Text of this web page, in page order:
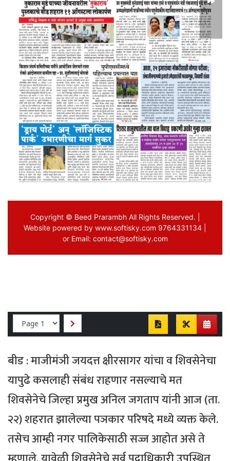
बीड : माजीमंञी जयदत्त क्षीरसागर यांचा व शिवसेनेचा
यापुढे कसलाही संबंध राहणार नसल्याचे मत
शिवसेनेचे जिल्हा प्रमुख अनिल जगताप यांनी आज (ता.
२२) शहरात झालेल्या पञकार परिषदे मध्ये व्यक्त केले.
तसेच आम्ही नगर पालिकेसाठी सज्ज आहोत असे ते